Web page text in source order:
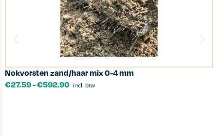
Nokvorsten zand/haar mix 0-4 mm
€27.59-€592.90 incl. btw